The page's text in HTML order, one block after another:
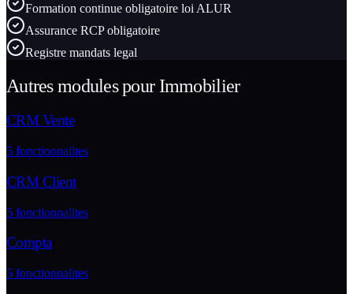
Formation continue obligatoire loi ALUR
Assurance RCP obligatoire
Registre mandats legal
Autres modules pour Immobilier
CRM Vente
5 fonctionnalites
CRM Client
5 fonctionnalites
Compta
5 fonctionnalites